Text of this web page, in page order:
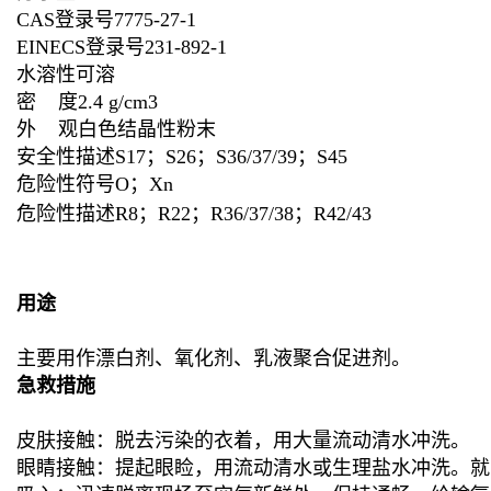
CAS登录号7775-27-1
EINECS登录号231-892-1
水溶性可溶
密 度2.4 g/cm3
外 观白色结晶性粉末
安全性描述S17；S26；S36/37/39；S45
危险性符号O；Xn
危险性描述R8；R22；R36/37/38；R42/43
用途
主要用作漂白剂、氧化剂、乳液聚合促进剂。
急救措施
皮肤接触：脱去污染的衣着，用大量流动清水冲洗。
眼睛接触：提起眼睑，用流动清水或生理盐水冲洗。